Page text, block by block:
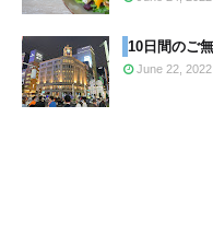
10日間のご
June 22, 2022